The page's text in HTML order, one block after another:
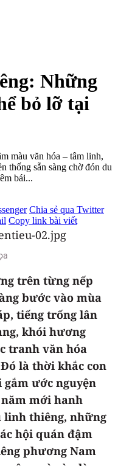
Những
bỏ lỡ tại
màu văn hóa – tâm linh,
thống sẵn sàng chờ đón du
bái...
Chia sẻ qua Twitter
Copy link bài viết
trên từng nếp
bước vào mùa
tiếng trống lân
khói hương
tranh văn hóa
là thời khắc con
ước nguyện
mới hanh
linh thiêng, những
hội quán đậm
phương Nam